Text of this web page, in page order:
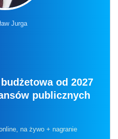
Jurga
od 2027
publicznych
na żywo + nagranie